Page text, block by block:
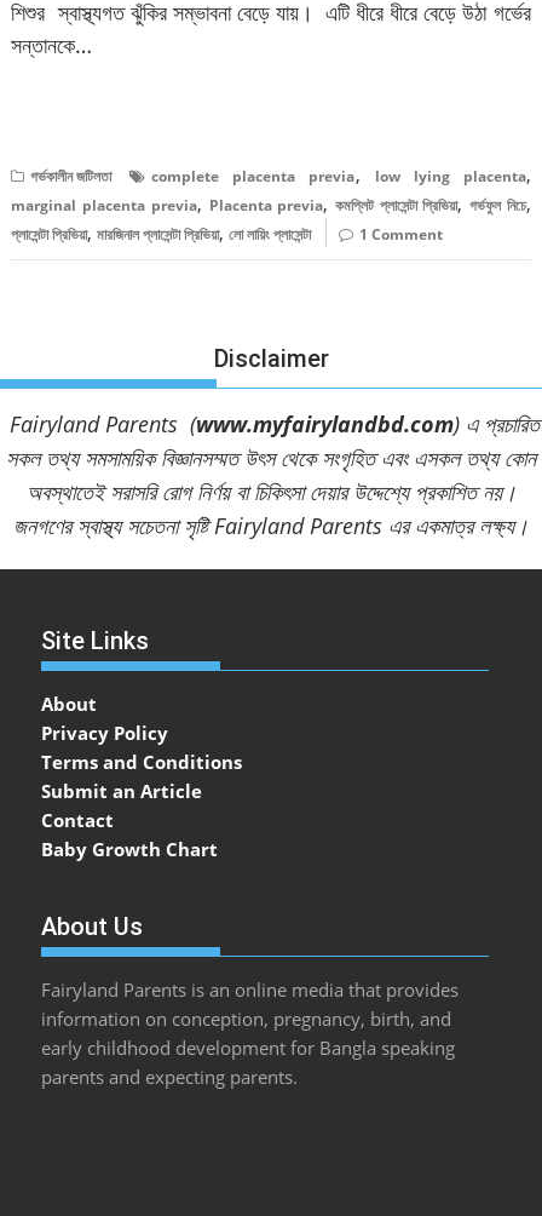
শিশুর স্বাস্থ্যগত ঝুঁকির সম্ভাবনা বেড়ে যায়। এটি ধীরে ধীরে বেড়ে উঠা গর্ভের
সন্তানকে…
গর্ভকালীন জটিলতা complete placenta previa, low lying placenta,
marginal placenta previa, Placenta previa, কমপ্লিট প্লাসেন্টা প্রিভিয়া, গর্ভফুল নিচে,
প্লাসেন্টা প্রিভিয়া,মারজিনাল প্লাসেন্টা প্রিভিয়া,লো লায়িং প্লাসেন্টা 1 Comment
Disclaimer
Fairyland Parents (www.myfairylandbd.com) এ প্রচারিত
সকল তথ্য সমসাময়িক বিজ্ঞানসম্মত উৎস থেকে সংগৃহিত এবং এসকল তথ্য কোন
অবস্থাতেই সরাসরি রোগ নির্ণয় বা চিকিৎসা দেয়ার উদ্দেশ্যে প্রকাশিত নয়।
জনগণের স্বাস্থ্য সচেতনা সৃষ্টি Fairyland Parents এর একমাত্র লক্ষ্য।
Site Links
About
Privacy Policy
Terms and Conditions
Submit an Article
Contact
Baby Growth Chart
About Us
Fairyland Parents is an online media that provides
information on conception, pregnancy, birth, and
early childhood development for Bangla speaking
parents and expecting parents.